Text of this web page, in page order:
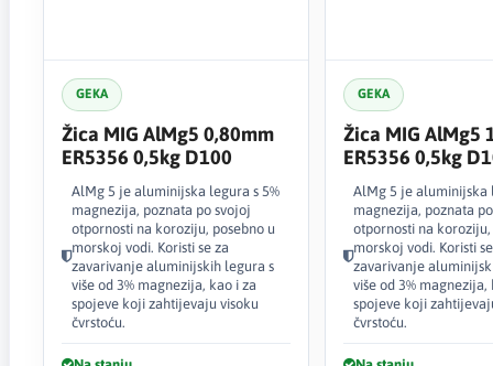
GEKA
Žica MIG AlMg5 0,80mm
ER5356 0,5kg D100
AlMg 5 je aluminijska legura s 5%
magnezija, poznata po svojoj
otpornosti na koroziju, posebno u
morskoj vodi. Koristi se za
zavarivanje aluminijskih legura s
više od 3% magnezija, kao i za
spojeve koji zahtijevaju visoku
čvrstoću.
GEKA
Žica MIG AlMg5
ER5356 0,5kg
AlMg 5 je aluminijska
magnezija, poznata
otpornosti na koroziju,
morskoj vodi. Koristi
zavarivanje
više od 3% magnezija,
spojeve koji
čvrstoću.